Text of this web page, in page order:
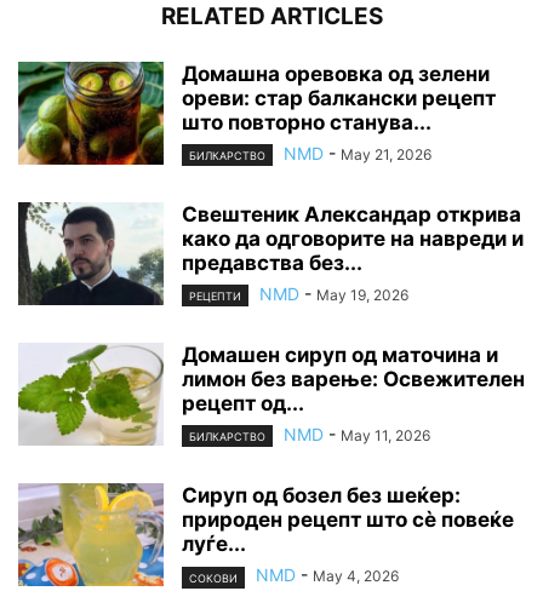
RELATED ARTICLES
Домашна оревовка од зелени
ореви: стар балкански рецепт
што повторно станува...
БИЛКАРСТВО NMD - May 21, 2026
Свештеник Александар открива
како да одговорите на навреди и
предавства без...
РЕЦЕПТИ NMD - May 19, 2026
Домашен сируп од маточина и
лимон без варење: Освежителен
рецепт од...
БИЛКАРСТВО NMD - May 11, 2026
Сируп од бозел без шеќер:
природен рецепт што сè повеќе
луѓе...
СОКОВИ NMD - May 4, 2026